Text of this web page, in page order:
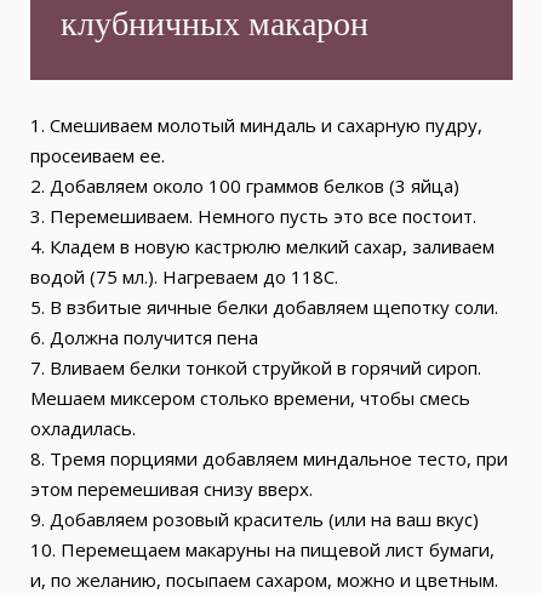
клубничных макарон
1. Смешиваем молотый миндаль и сахарную пудру,
просеиваем ее.
2. Добавляем около 100 граммов белков (3 яйца)
3. Перемешиваем. Немного пусть это все постоит.
4. Кладем в новую кастрюлю мелкий сахар, заливаем
водой (75 мл.). Нагреваем до 118С.
5. В взбитые яичные белки добавляем щепотку соли.
6. Должна получится пена
7. Вливаем белки тонкой струйкой в горячий сироп.
Мешаем миксером столько времени, чтобы смесь
охладилась.
8. Тремя порциями добавляем миндальное тесто, при
этом перемешивая снизу вверх.
9. Добавляем розовый краситель (или на ваш вкус)
10. Перемещаем макаруны на пищевой лист бумаги,
и, по желанию, посыпаем сахаром, можно и цветным.